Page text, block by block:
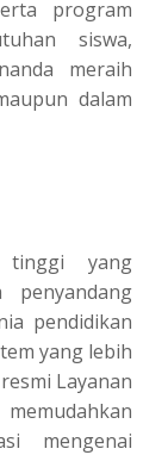
program
siswa,
meraih
dalam
tinggi yang
penyandang
pendidikan
yang lebih
Layanan
mengenai